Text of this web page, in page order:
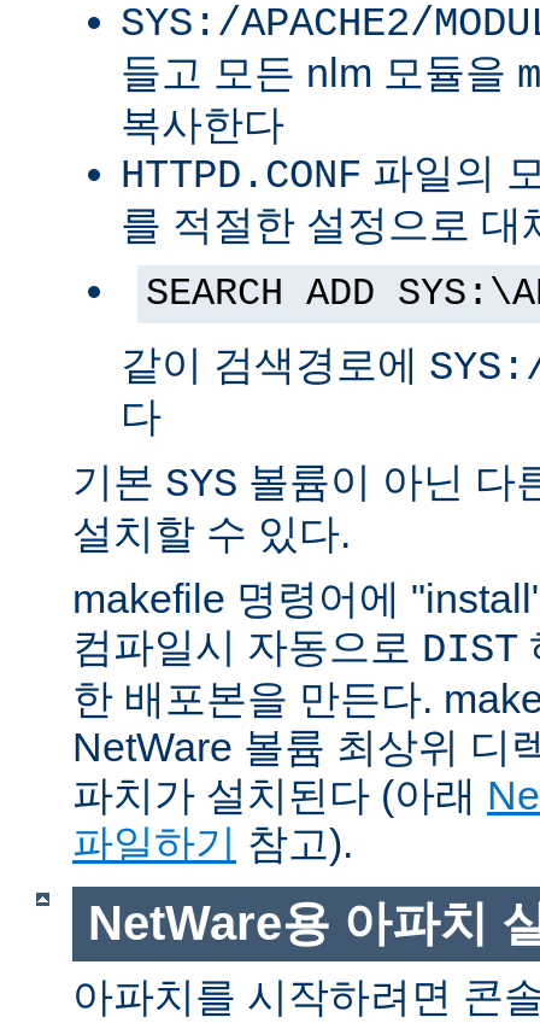
SYS:/APACHE2/
들고 모든 nlm 모듈을
복사한다
HTTPD.CONF 파일의
를 적절한 설정으로 대
SEARCH ADD
같이 검색경로에
다
기본 SYS 볼륨이 아닌 다
설치할 수 있다.
makefile 명령어에
컴파일시 자동으로 DIST
한 배포본을 만든다.
NetWare 볼륨 최상위 디
파치가 설치된다 (아래
파일하기
참고).
NetWare용 아파치
아파치를 시작하려면 콘